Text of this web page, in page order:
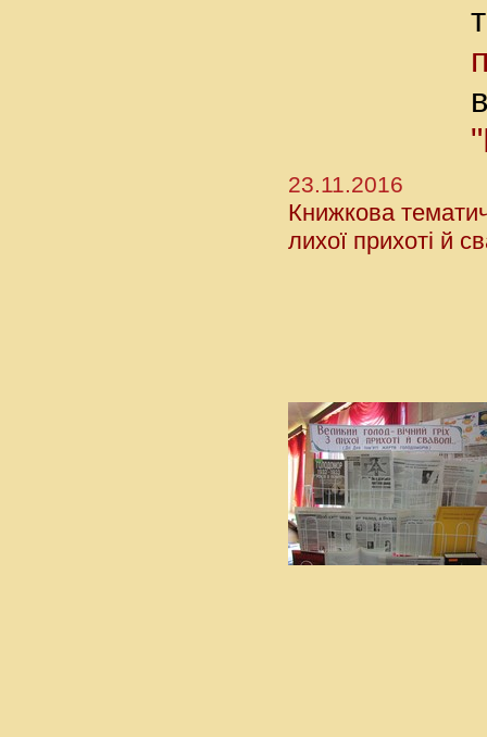
23.11.2016
Книжкова
лихої прихоті й